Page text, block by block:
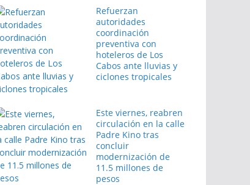
Refuerzan
autoridades
coordinación
preventiva con
hoteleros de Los
Cabos ante lluvias y
ciclones tropicales
Este viernes, reabren
circulación en la calle
Padre Kino tras
concluir
modernización de
11.5 millones de
pesos